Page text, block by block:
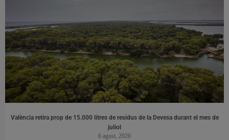
València retira prop de 15.000 litres de residus de la Devesa durant el mes de
juliol
6 agost, 2026